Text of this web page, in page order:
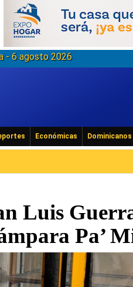
- 6 agosto 2026
Económicas
Luis
Pa’